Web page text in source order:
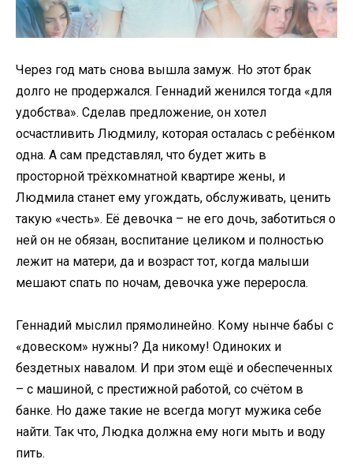
Через год мать снова вышла замуж. Но этот брак
долго не продержался. Геннадий женился тогда «для
удобства». Сделав предложение, он хотел
осчастливить Людмилу, которая осталась с ребёнком
одна. А сам представлял, что будет жить в
просторной трёхкомнатной квартире жены, и
Людмила станет ему угождать, обслуживать, ценить
такую «честь». Её девочка – не его дочь, заботиться о
ней он не обязан, воспитание целиком и полностью
лежит на матери, да и возраст тот, когда малыши
мешают спать по ночам, девочка уже переросла.
Геннадий мыслил прямолинейно. Кому нынче бабы с
«довеском» нужны? Да никому! Одиноких и
бездетных навалом. И при этом ещё и обеспеченных
– с машиной, с престижной работой, со счётом в
банке. Но даже такие не всегда могут мужика себе
найти. Так что, Людка должна ему ноги мыть и воду
пить.